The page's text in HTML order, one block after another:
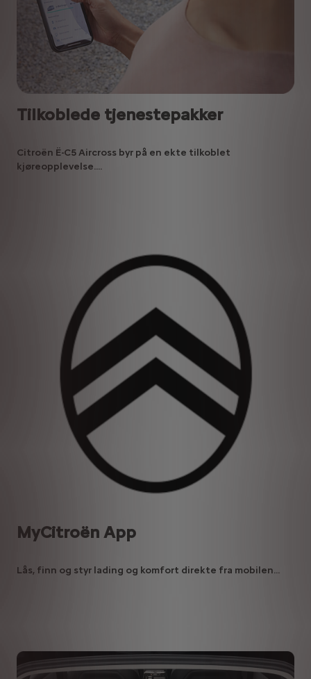
Tilkoblede tjenestepakker
Citroën Ë-C5 Aircross byr på en ekte tilkoblet
kjøreopplevelse....
MyCitroën App
Lås, finn og styr lading og komfort direkte fra mobilen...